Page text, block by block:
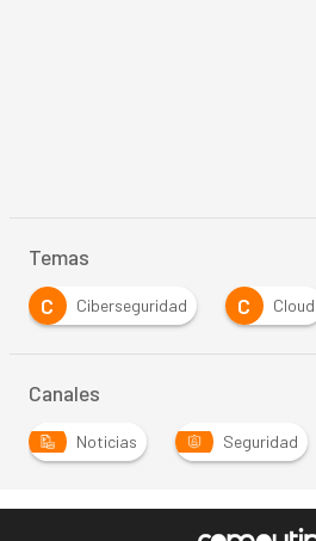
Temas
C
Ciberseguridad C Cloud
Canales
Noticias Seguridad